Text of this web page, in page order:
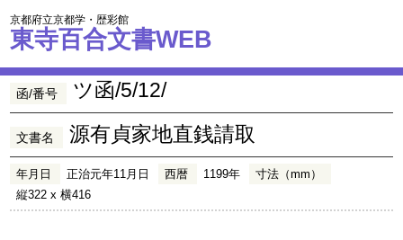
京都府立京都学・歴彩館
東寺百合文書WEB
函/番号 ツ函/5/12/
文書名 源有貞家地直銭請取
年月日 正治元年11月日 西暦 1199年
寸法（mm）
縦322 x 横416